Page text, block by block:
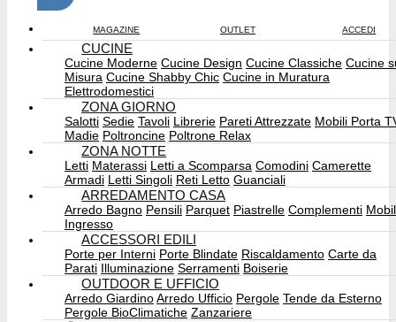
MAGAZINE OUTLET ACCEDI
CUCINE
Cucine Moderne Cucine Design Cucine Classiche Cucine
Misura Cucine Shabby Chic Cucine in Muratura
Elettrodomestici
ZONA GIORNO
Salotti Sedie Tavoli Librerie Pareti Attrezzate Mobili Porta
Madie Poltroncine Poltrone Relax
ZONA NOTTE
Letti Materassi Letti a Scomparsa Comodini Camerette
Armadi Letti Singoli Reti Letto Guanciali
ARREDAMENTO CASA
Arredo Bagno Pensili Parquet Piastrelle Complementi
Ingresso
ACCESSORI EDILI
Porte per Interni Porte Blindate Riscaldamento Carte da
Parati Illuminazione Serramenti Boiserie
OUTDOOR E UFFICIO
Arredo GiardinoArredo Ufficio Pergole Tende da Esterno
Pergole BioClimatiche Zanzariere